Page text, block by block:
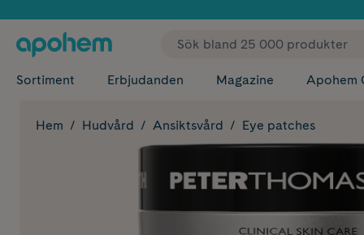
✓ Fri
Sortiment Erbjudanden Magazine Apohem
Hem Hudvård Ansiktsvård Eye patches